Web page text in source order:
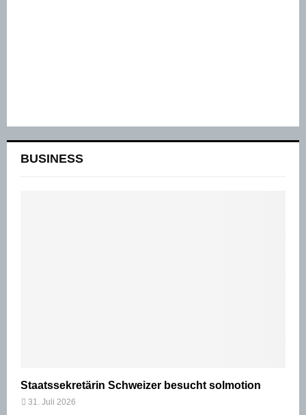
BUSINESS
Staatssekretärin Schweizer besucht solmotion
31. Juli 2026